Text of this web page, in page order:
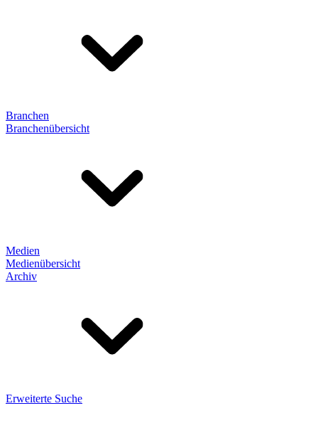
Branchen
Branchenübersicht
Medien
Medienübersicht
Archiv
Erweiterte Suche